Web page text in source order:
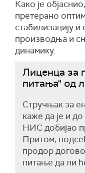
Како је
претерано
стабилизацију
производња и
динамику.
Лиценца за
питања" од
Стручњак за
каже да је и
НИС добијао
Притом,
продор
питање да ли